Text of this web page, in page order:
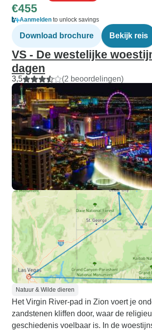
€455
Aanmelden to unlock savings
Download brochure Bekijk reis
VS - De westelijke
dagen
3,5 (2 beoordelingen)
Natuur & Wilde dieren
Het Virgin River-pad in Zion voert je
zandstenen kliffen door, waar de
geschiedenis voelbaar is. In de